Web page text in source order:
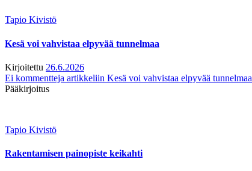
Tapio Kivistö
Kesä voi vahvistaa elpyvää tunnelmaa
Kirjoitettu 26.6.2026
Ei kommentteja artikkeliin Kesä voi vahvistaa elpyvää tunnelmaa
Pääkirjoitus
Tapio Kivistö
Rakentamisen painopiste keikahti